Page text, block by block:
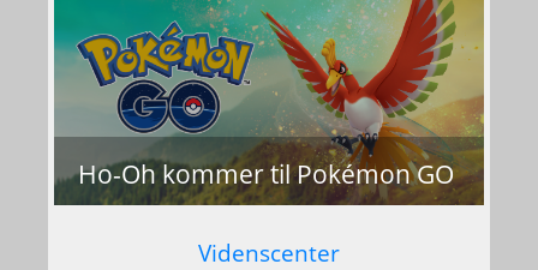
Ho-Oh kommer til Pokémon GO
Videnscenter